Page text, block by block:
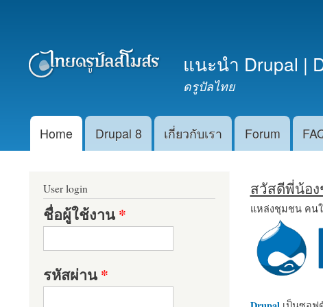
แนะนำ Drupal |
ดรูปัลไทย
Main menu
Home Drupal 8 เกี่ยวกับเรา Forum
สวัสดีพี่น้อ
แหล่งชุมชน คนใ
User login
ชื่อผู้ใช้งาน*
รหัสผ่าน*